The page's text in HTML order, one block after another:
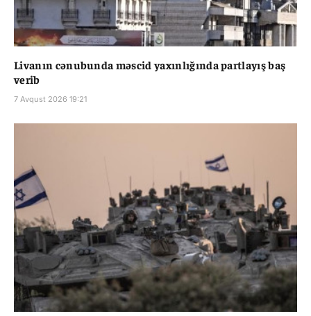
Livanın cənubunda məscid yaxınlığında partlayış baş
verib
7 Avqust 2026 19:21